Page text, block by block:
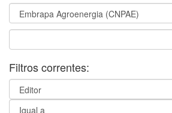
Filtros correntes: